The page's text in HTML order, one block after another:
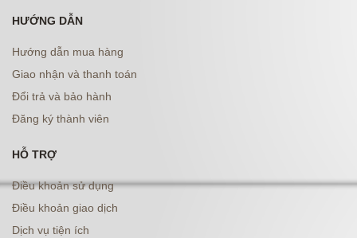
HƯỚNG DẪN
Hướng dẫn mua hàng
Giao nhận và thanh toán
Đổi trả và bảo hành
Đăng ký thành viên
HỖ TRỢ
Điều khoản sử dụng
Điều khoản giao dịch
Dịch vụ tiện ích